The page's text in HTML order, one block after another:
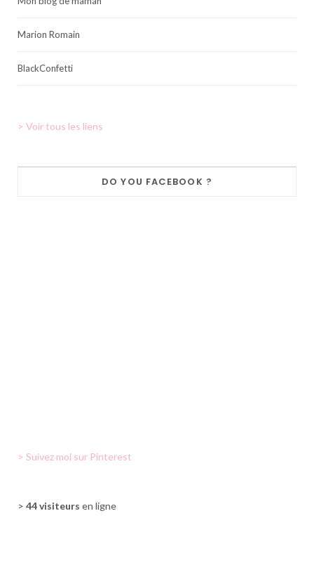
Marion Romain
BlackConfetti
> Voir tous les liens
DO YOU FACEBOOK ?
> Suivez moi sur Pinterest
> 44 visiteurs en ligne